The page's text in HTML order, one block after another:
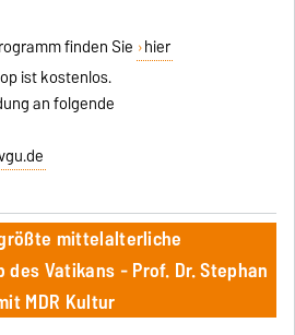
finden Sie hier
ist kostenlos.
an folgende
mittelalterliche
Vatikans - Prof. Dr. Stephan
MDR Kultur